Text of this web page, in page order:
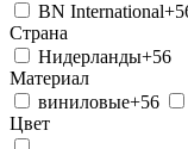
BN International
Страна
Нидерланды+56
Материал
виниловые+56
Цвет